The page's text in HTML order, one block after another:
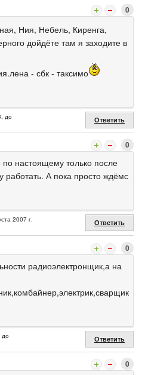
0
Ния, Небель, Киренга,
дойдёте там я заходите в
- сбк - таксимо
до
Ответить
0
настоящему только после
работать. А пока просто ждёмс
2007 г. Ответить
0
радиоэлектронщик,а на
до
Ответить
0